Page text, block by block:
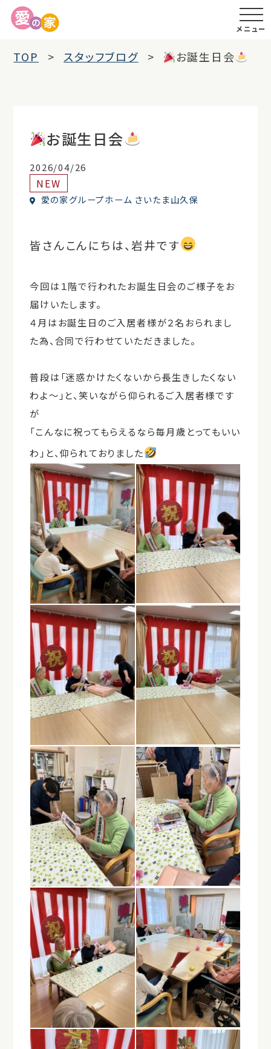
メニュー
TOP スタッフブログ お誕生日会
お誕生日会
2026/04/26
NEW
愛の家グループホーム さいたま山久保
皆さんこんにちは、岩井です
今回は１階で行われたお誕生日会のご様子をお
届けいたします。
４月はお誕生日のご入居者様が２名おられまし
た為、合同で行わせていただきました。
普段は「迷惑かけたくないから長生きしたくない
わよ～」と、笑いながら仰られるご入居者様です
が
「こんなに祝ってもらえるなら毎月歳とってもいい
わ」と、仰られておりました